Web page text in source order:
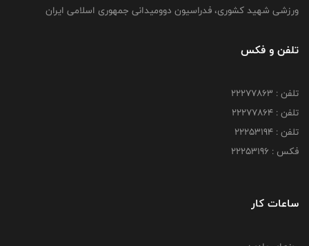
ورزشی شهید کشوری، فدراسیون دوومیدانی جمهوری اسلامی ایران
تلفن و فکس
تلفن : 22277863
تلفن : 22277864
تلفن : 22253194
فکس : 22253196
ساعات کار